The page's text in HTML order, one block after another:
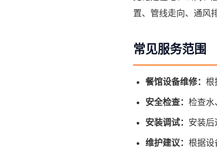
置、管线走向、通风
常见服务范围
餐馆设备维修： 根
安全检查： 检查水
安装调试： 安装后
维护建议： 根据设